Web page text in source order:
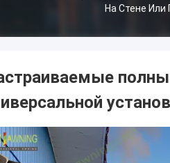
На Стене Или